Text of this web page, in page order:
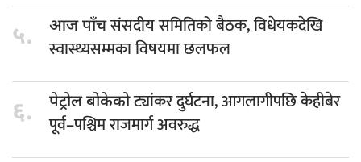
५. आज पाँचसंसदीय समितिको बैठक, विधेयकदेखि
स्वास्थ्यसम्मका विषयमा छलफल
६. पेट्रोल बोकेकोट्यांकर दुर्घटना, आगलागीपछि केहीबेर
पूर्व–पश्चिम राजमार्ग अवरुद्ध